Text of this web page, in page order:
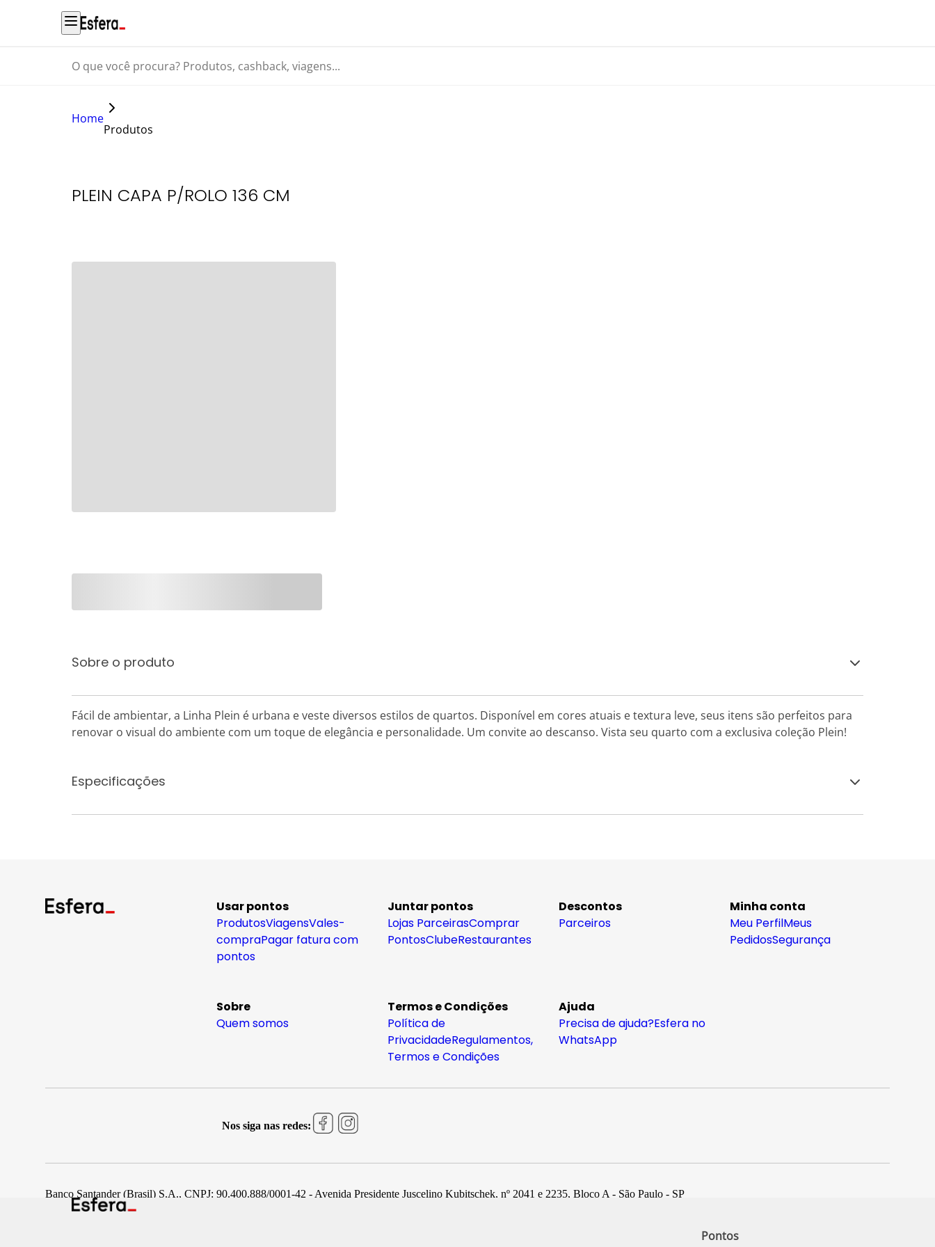
Pontos
O que você procura? Produtos, cashback, viagens...
Home
Produtos
PLEIN CAPA P/ROLO 136 CM
Sobre o produto
Fácil de ambientar, a Linha Plein é urbana e veste diversos estilos de quartos. Disponível em cores atuais e textura leve, seus itens são perfeitos para
renovar o visual do ambiente com um toque de elegância e personalidade. Um convite ao descanso. Vista seu quarto com a exclusiva coleção Plein!
Especificações
Usar pontos
ProdutosViagensVales-
compraPagar fatura com
pontos
Juntar pontos
Lojas ParceirasComprar
PontosClubeRestaurantes
Descontos
Parceiros
Minha conta
Meu PerfilMeus
PedidosSegurança
Sobre
Quem somos
Termos e Condições
Política de
PrivacidadeRegulamentos,
Termos e Condições
Ajuda
Precisa de ajuda?Esfera no
WhatsApp
Nos siga nas redes:
Banco Santander (Brasil) S.A., CNPJ: 90.400.888/0001-42 - Avenida Presidente Juscelino Kubitschek, nº 2041 e 2235, Bloco A - São Paulo - SP